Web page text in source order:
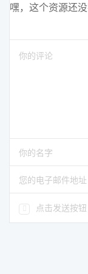
嘿，这个资源还
请输入评论
请输入你的名字
请输入正确的电子邮
点击发送按